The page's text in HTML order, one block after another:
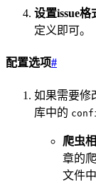
设置issue格
定义即可。
配置选项#
如果需要修
库中的
爬虫
章的
文件中